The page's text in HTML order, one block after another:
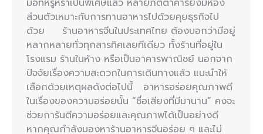
มื้อที่หรูหราเป็นพิเศษแล้ว หลายภัตตาคารยังมีห้อง
ส่วนตัวเหมาะกับการทานอาหารไปด้วยคุยธุรกิจไป
ด้วย ร้านอาหารจีนในประเทศไทย ต้องบอกว่ามีอยู่
หลากหลายทั่วทุกสารทิศเลยทีเดียว ทั้งร้านที่อยู่ใน
โรงแรม ร้านในห้าง หรือเป็นอาคารพาณิชย์ นอกจาก
ปัจจัยเรื่องความสะดวกในการเดินทางแล้ว แนะนำให้
เลือกด้วยเหตุผลดังต่อไปนี้ อาหารอร่อยคุณภาพดี
ในเรื่องของความอร่อยนั้น “ชื่อเสียงที่มีมานาน” คงจะ
ช่วยการันตีความอร่อยและคุณภาพได้เป็นอย่างดี
หากคุณกำลังมองหาร้านอาหารจีนอร่อย ๆ และไม่